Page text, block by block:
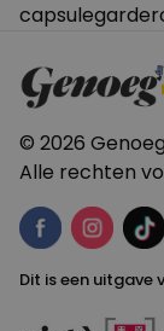
© 2026
Alle rechten
Dit is een uitgave